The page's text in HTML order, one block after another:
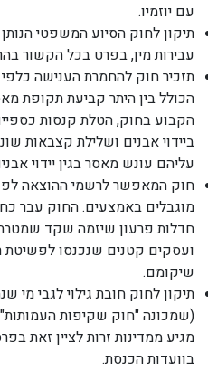
עם יוזמיו.
תיקון לחוק הסיוע המשפטי
עבירות מין, בפרט בכל הקשור
תזכיר חוק להחמרת הענישה
הכולל בין היתר קביעת תקופת
הקבוע בחוק, הטלת קנסות
ביידוי אבנים ושלילת קצבאות
עליהם עונש מאסר בגין יידוי
חוק המאפשר לרשמי ההוצאה
מוגבלים באמצעים. החוק עבר
חדלות פרעון שיזמה שקד
ועסקים קטנים שנכנסו
שיקומם.
תיקון לחוק חובת גילוי לגבי מי
(שמכונה "חוק שקיפות
מגיע ממדינות זרות לציין זאת
בוועדות הכנסת.